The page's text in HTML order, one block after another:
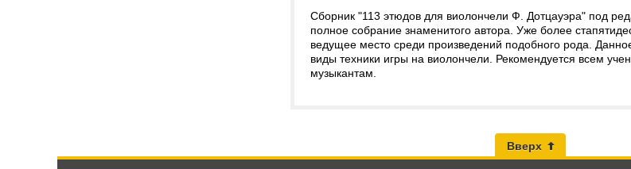
Сборник "113 этюдов для виолончели Ф. Дотцауэра" под
полное собрание знаменитого автора. Уже более
ведущее место среди произведений подобного рода.
виды техники игры на виолончели. Рекомендуется всем
музыкантам.
Вверх